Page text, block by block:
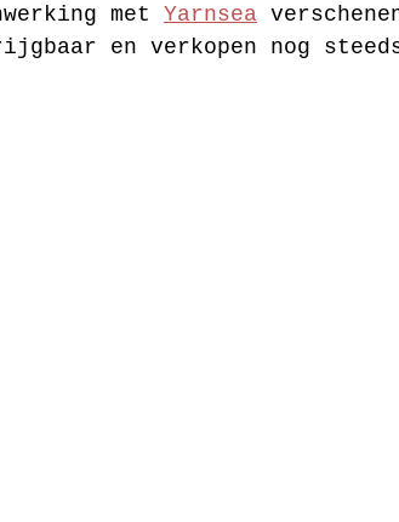
met Yarnsea
en verkopen nog